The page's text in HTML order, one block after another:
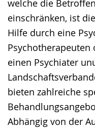
welche die
einschränken, ist
Hilfe durch eine
einen Psychiater
bieten zahlreiche
Abhängig von der